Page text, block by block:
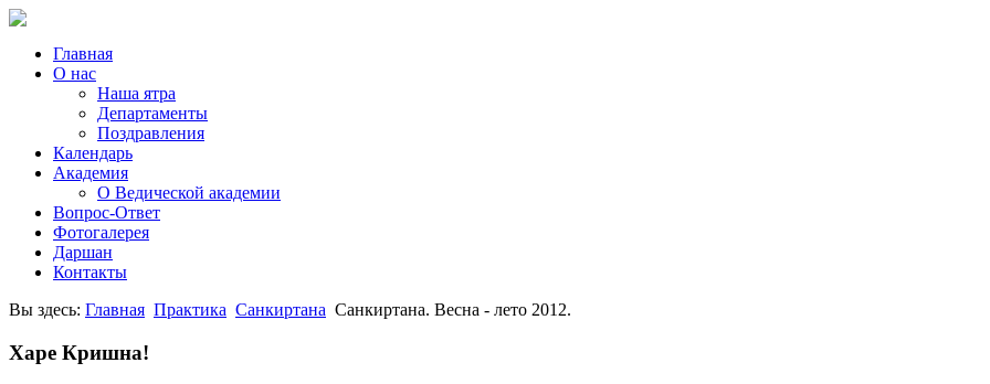
Главная
О нас
Наша ятра
Департаменты
Поздравления
Календарь
Академия
О Ведической академии
Вопрос-Ответ
Фотогалерея
Даршан
Контакты
Вы здесь: Главная Практика Санкиртана Санкиртана. Весна - лето 2012.
Харе Кришна!